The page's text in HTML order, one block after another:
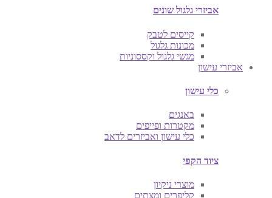
אביזרי גלגול שונים
קייסים לטבק
מכונות גלגול
מגשי גלגול וקססוניות
אביזרי עישון
כלי עישון
באנגים
מקטרות ופייפים
כלי עישון ואביזרים לדאב
ציוד הקפי
מוצרי ניקיון
קליפרים ומצתים